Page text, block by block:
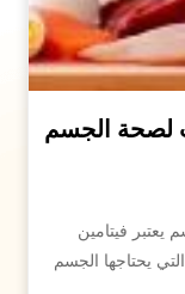
لصحة الجسم
يعتبر فيتامين
يحتاجها الجسم